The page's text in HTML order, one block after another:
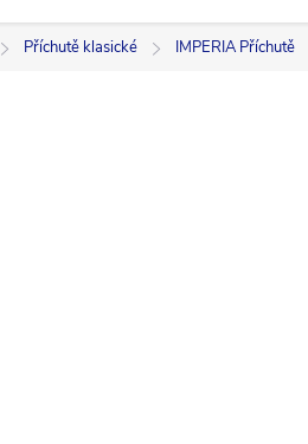
Příchutě klasické IMPERIA Příchutě